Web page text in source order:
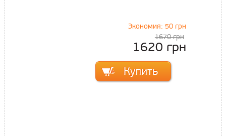
Экономия: 50 грн
1670 грн
1620 грн